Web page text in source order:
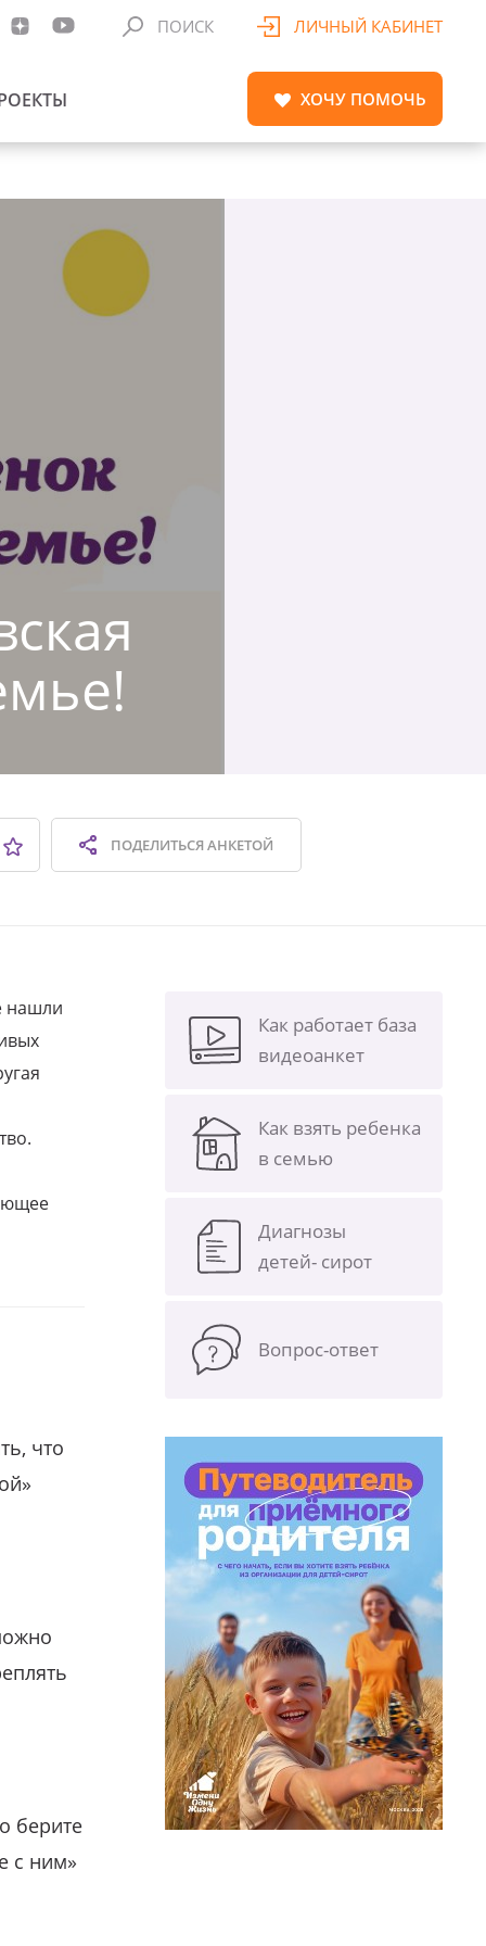
ПОИСК ЛИЧНЫЙ КАБИНЕТ
ХОЧУ ПОМОЧЬ
ПОДЕЛИТЬСЯАНКЕТОЙ
нашли
что
берите
с ним»
Как работает база
видеоанкет
Как взять ребенка
в семью
Диагнозы
детей- сирот
Вопрос-ответ